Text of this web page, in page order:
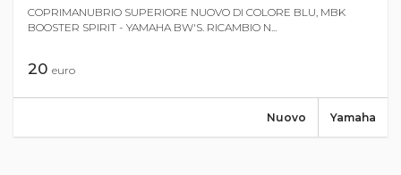
COPRIMANUBRIO SUPERIORE NUOVO DI COLORE BLU, MBK
BOOSTER SPIRIT - YAMAHA BW'S. RICAMBIO N...
20 euro
Yamaha
Nuovo